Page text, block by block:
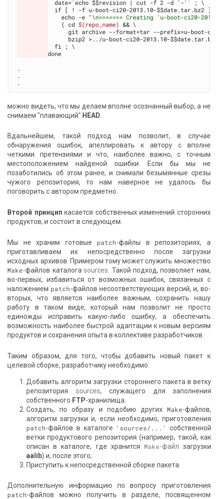
    echo -e
"\n======= Creating 'u-boot-ci20-
    ( cd
$(repo_name)
done
.
.
можно видеть, что мы делаем вполне осознанный выбор, а не
снимаем "плавающий" HEAD
Вдальнейшем, такой подход нам позволит, в случае
обнаружения ошибок, апеллировать к автору с вполне
четкими претензиями и что, наиболее важно, с точным
местоположением найденой ошибки. Если бы мы не
позаботились об этом ранее, и снимали безымянные срезы
чужого репозитория, то нам наверное не удалось бы
поговорить с автором предметно.
Второй принцип касается собственных изменений сторонних
продуктов, и состоит в следующем.
Мы не храним готовые patch-файлы в репозиториях, а
приготавливаем их непосредственно после загрузки
исходных архивов. Примером тому может служить множество
Make-файлов каталогаsources . Такой подход, позволяет нам,
во-первых, избавиться от возможных ошибок, связанных с
наложением patch-файлов несоответствующих версий, и, во-
вторых, что является наиболее важным, сохранить нашу
работу в таком виде, который нам позволит не просто
единожды исправить какую-либо ошибку, а обеспечить
возможность наиболее быстрой адаптации к новым версиям
продуктов и сохранения опыта в коллективе разработчиков.
Таким образом, для того, чтобы добавить новый пакет к
целевой сборке, разработчику необходимо:
Добавить алгоритм загрузки стороннего пакета в ветку
репозитория sources, служащего для заполнения
собственного FTP-хранилища.
Создать, по образу и подобию других Make-файлов,
алгоритм загрузки и, если необходимо, приготовления
patch-файлов в каталоге 'sources/...'
собственной
ветки продуктового репозитория (например, такой, как
описан в каталоге, где хранится Make-файл загрузки
aalib) и, после этого;
Приступить к непосредственной сборке пакета.
Дополнительную информацию по вопросу приготовления
patch-файлов можно получить в разделе, посвященном